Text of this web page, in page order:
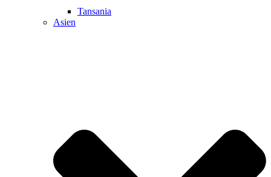
Tansania
Asien